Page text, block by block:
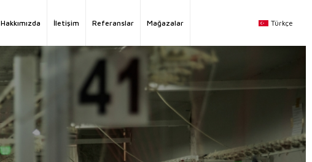
Hakkımızda İletişim Referanslar Mağazalar Türkçe